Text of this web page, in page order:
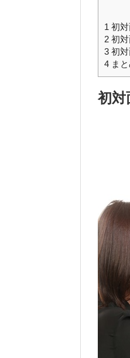
1 初
2 初
3 初
4 ま
初対